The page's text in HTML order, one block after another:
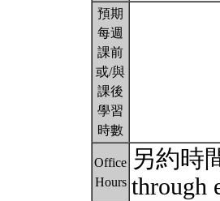
預期
每週
課前
或/與
課後
學習
時數
Office
Hours
另約時
through